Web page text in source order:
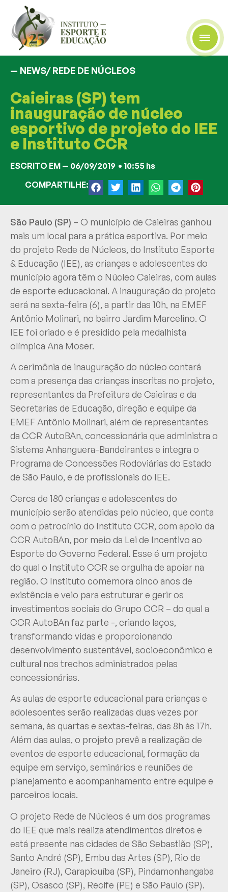
— NEWS/REDE DE NÚCLEOS
Caieiras (SP) tem
inauguração de núcleo
esportivo de projeto do IEE
e Instituto CCR
ESCRITO EM — 06/09/2019 • 10:55 hs
COMPARTILHE:
São Paulo (SP) – O município de Caieiras ganhou
mais um local para a prática esportiva. Por meio
do projeto Rede de Núcleos, do Instituto Esporte
& Educação (IEE), as crianças e adolescentes do
município agora têm o Núcleo Caieiras, com aulas
de esporte educacional. A inauguração do projeto
será na sexta-feira (6), a partir das 10h, na EMEF
Antônio Molinari, no bairro Jardim Marcelino. O
IEE foi criado e é presidido pela medalhista
olímpica Ana Moser.
A cerimônia de inauguração do núcleo contará
com a presença das crianças inscritas no projeto,
representantes da Prefeitura de Caieiras e da
Secretarias de Educação, direção e equipe da
EMEF Antônio Molinari, além de representantes
da CCR AutoBAn, concessionária que administra o
Sistema Anhanguera-Bandeirantes e integra o
Programa de Concessões Rodoviárias do Estado
de São Paulo, e de profissionais do IEE.
Cerca de 180 crianças e adolescentes do
município serão atendidas pelo núcleo, que conta
com o patrocínio do Instituto CCR, com apoio da
CCR AutoBAn, por meio da Lei de Incentivo ao
Esporte do Governo Federal. Esse é um projeto
do qual o Instituto CCR se orgulha de apoiar na
região. O Instituto comemora cinco anos de
existência e veio para estruturar e gerir os
investimentos sociais do Grupo CCR – do qual a
CCR AutoBAn faz parte -, criando laços,
transformando vidas e proporcionando
desenvolvimento sustentável, socioeconômico e
cultural nos trechos administrados pelas
concessionárias.
As aulas de esporte educacional para crianças e
adolescentes serão realizadas duas vezes por
semana, às quartas e sextas-feiras, das 8h às 17h.
Além das aulas, o projeto prevê a realização de
eventos de esporte educacional, formação da
equipe em serviço, seminários e reuniões de
planejamento e acompanhamento entre equipe e
parceiros locais.
O projeto Rede de Núcleos é um dos programas
do IEE que mais realiza atendimentos diretos e
está presente nas cidades de São Sebastião (SP),
Santo André (SP), Embu das Artes (SP), Rio de
Janeiro (RJ), Carapicuíba (SP), Pindamonhangaba
(SP), Osasco (SP), Recife (PE) e São Paulo (SP).